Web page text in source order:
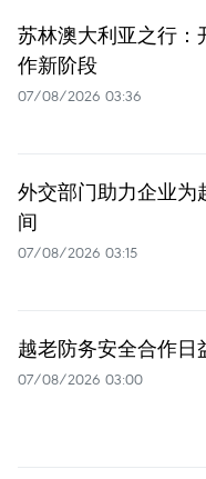
苏林澳大利亚之行：
作新阶段
07/08/2026 03:36
外交部门助力企业为
间
07/08/2026 03:15
越老防务安全合作日
07/08/2026 03:00